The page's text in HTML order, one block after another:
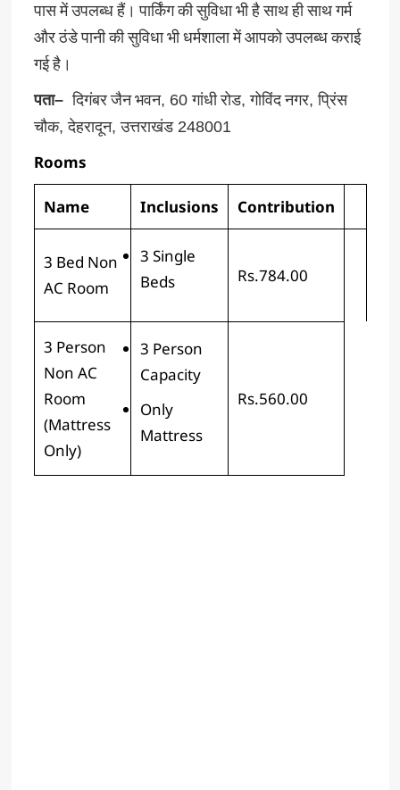
पास में उपलब्ध हैं। पार्किंग की सुविधा भी है साथ ही साथ गर्म
और ठंडे पानी की सुविधा भी धर्मशाला में आपको उपलब्ध कराई
गई है।
पता– दिगंबर जैन भवन, 60गांधी रोड,गोविंद नगर,प्रिंस
चौक,देहरादून,उत्तराखंड248001
Rooms
Name Inclusions Contribution
3 Bed Non
AC Room
3 Single
Beds
Rs.784.00
3 Person
Non AC
Room
(Mattress
Only)
3 Person
Capacity
Only
Mattress
Rs.560.00